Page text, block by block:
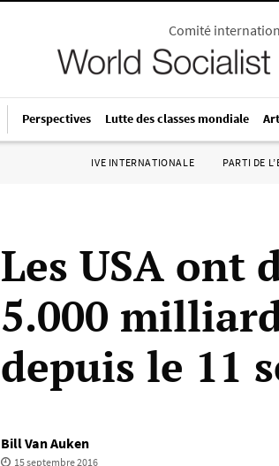
Comité
Perspectives Lutte des classes mondiale
IVE INTERNATIONALE PARTI DE
Les USA ont
5.000
depuis le 11
Bill Van Auken
15 septembre 2016